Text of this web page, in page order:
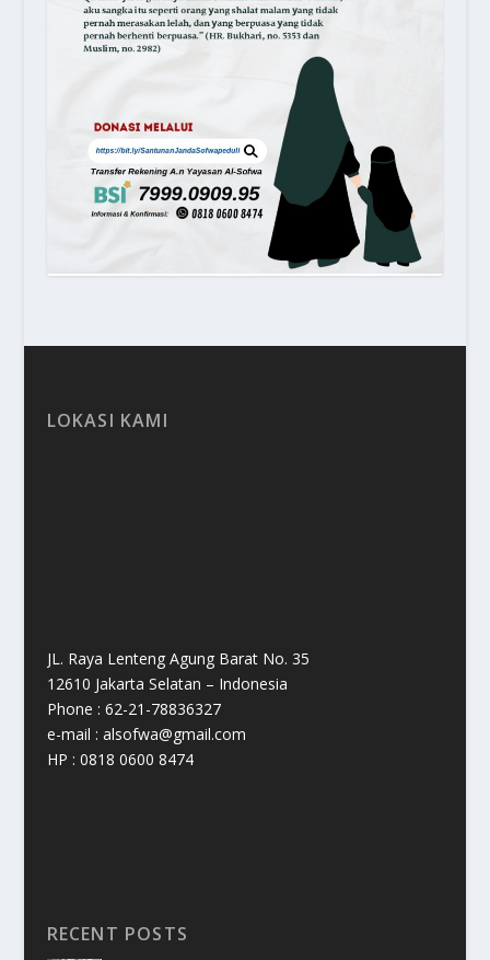
LOKASI KAMI
JL. Raya Lenteng Agung Barat No. 35
12610 Jakarta Selatan – Indonesia
Phone : 62-21-78836327
e-mail : alsofwa@gmail.com
HP : 0818 0600 8474
RECENT POSTS